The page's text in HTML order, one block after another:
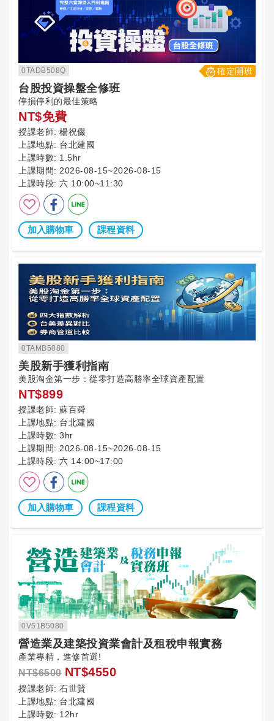
0TADB508Q 確定開班
台股投資操盤全修班
停損停利的最佳策略
NT$免費
授課老師: 楊祝儼
上課地點: 台北建國
上課時數: 1.5hr
上課期間: 2026-08-15~2026-08-15
上課時段: 六 10:00~11:30
加入購物車 課程資料
0TAMB5080
美股新手獲利指南
美股淘金第一步：從零打造高勝率全球資產配置
NT$899
授課老師: 蘇百舜
上課地點: 台北建國
上課時數: 3hr
上課期間: 2026-08-15~2026-08-15
上課時段: 六 14:00~17:00
加入購物車 課程資料
0V51B5080
營造業及建築投資業會計及租稅申報實務
產業專精，進修首選!
NT$6500 NT$4550
授課老師: 石世賢
上課地點: 台北建國
上課時數: 12hr